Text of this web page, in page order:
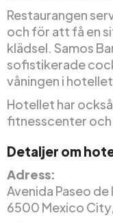
Restaurangen
och för att få en
klädsel. Samos
sofistikerade
våningen i
Hotellet har
fitnesscenter
Detaljer om
Adress:
Avenida Paseo
6500 Mexico